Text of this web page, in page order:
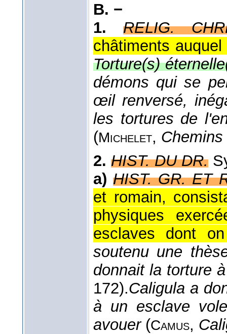
B. −
1.
RELIG.
châtiments
Torture(s)
démons qui se
œil renversé,
les tortures de
(Michelet,
2. HIST. DU DR.
a) HIST. GR. ET
et romain,
physiques
esclaves dont
soutenu une
donnait la torture
172).Caligula a
à un esclave
avouer(Camus,